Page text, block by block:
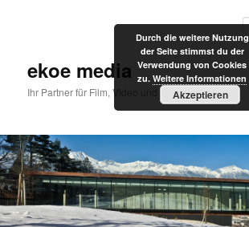
ekoe media
Ihr Partner für Film, Video und Internet
Durch die weitere Nutzung
der Seite stimmst du der
Verwendung von Cookies
zu. Weitere Informationen
Akzeptieren